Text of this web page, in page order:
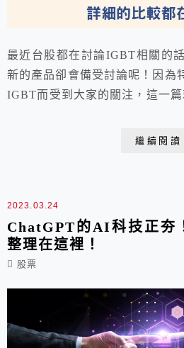
最近台股都在討論IGBT相關的
新的產品卻會備受討論呢！因為
IGBT而受到大家的關注，這一
知道台股有不少的優質IGBT相關
繼續閱讀
2023.03.24
ChatGPT的AI科技正夯
整理在這裡！
股票